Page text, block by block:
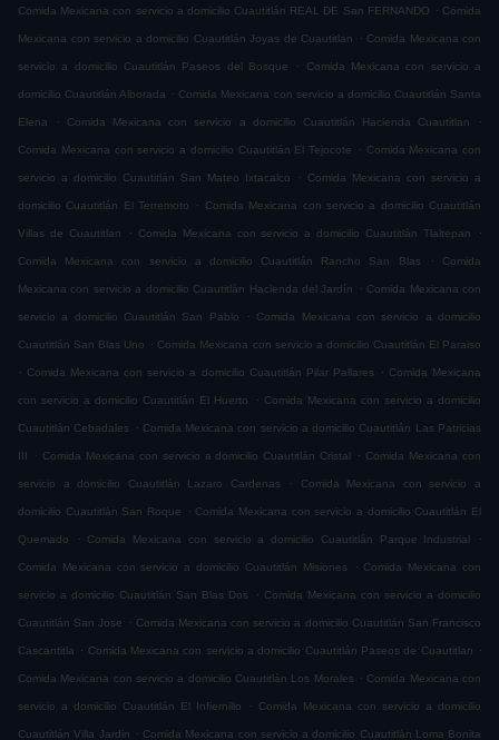
Comida Mexicana con servicio a domicilio Cuautitlán REAL DE San FERNANDO . Comida
Mexicana con servicio a domicilio Cuautitlán Joyas de Cuautitlan . Comida Mexicana con
servicio a domicilio Cuautitlán Paseos del Bosque . Comida Mexicana con servicio a
domicilio Cuautitlán Alborada . Comida Mexicana con servicio a domicilio Cuautitlán Santa
Elena . Comida Mexicana con servicio a domicilio Cuautitlán Hacienda Cuautitlan .
Comida Mexicana con servicio a domicilio Cuautitlán El Tejocote . Comida Mexicana con
servicio a domicilio Cuautitlán San Mateo Ixtacalco . Comida Mexicana con servicio a
domicilio Cuautitlán El Terremoto . Comida Mexicana con servicio a domicilio Cuautitlán
Villas de Cuautitlan . Comida Mexicana con servicio a domicilio Cuautitlán Tlaltepan .
Comida Mexicana con servicio a domicilio Cuautitlán Rancho San Blas . Comida
Mexicana con servicio a domicilio Cuautitlán Hacienda del Jardín . Comida Mexicana con
servicio a domicilio Cuautitlán San Pablo . Comida Mexicana con servicio a domicilio
Cuautitlán San Blas Uno . Comida Mexicana con servicio a domicilio Cuautitlán El Paraiso
. Comida Mexicana con servicio a domicilio Cuautitlán Pilar Pallares . Comida Mexicana
con servicio a domicilio Cuautitlán El Huerto . Comida Mexicana con servicio a domicilio
Cuautitlán Cebadales . Comida Mexicana con servicio a domicilio Cuautitlán Las Patricias
III . Comida Mexicana con servicio a domicilio Cuautitlán Cristal . Comida Mexicana con
servicio a domicilio Cuautitlán Lazaro Cardenas . Comida Mexicana con servicio a
domicilio Cuautitlán San Roque . Comida Mexicana con servicio a domicilio Cuautitlán El
Quemado . Comida Mexicana con servicio a domicilio Cuautitlán Parque Industrial .
Comida Mexicana con servicio a domicilio Cuautitlán Misiones . Comida Mexicana con
servicio a domicilio Cuautitlán San Blas Dos . Comida Mexicana con servicio a domicilio
Cuautitlán San Jose . Comida Mexicana con servicio a domicilio Cuautitlán San Francisco
Cascantitla . Comida Mexicana con servicio a domicilio Cuautitlán Paseos de Cuautitlan .
Comida Mexicana con servicio a domicilio Cuautitlán Los Morales . Comida Mexicana con
servicio a domicilio Cuautitlán El Infiernillo . Comida Mexicana con servicio a domicilio
Cuautitlán Villa Jardin . Comida Mexicana con servicio a domicilio Cuautitlán Loma Bonita